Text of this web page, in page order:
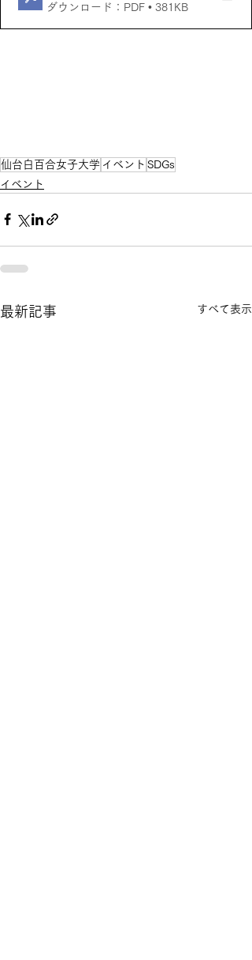
ダウンロード：PDF • 381KB
仙台白百合女子大学 イベント SDGs
イベント
最新記事 すべて表示